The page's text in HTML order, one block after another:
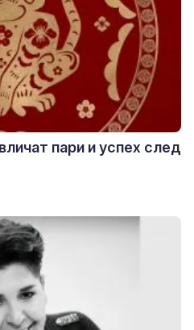
пари и успех след